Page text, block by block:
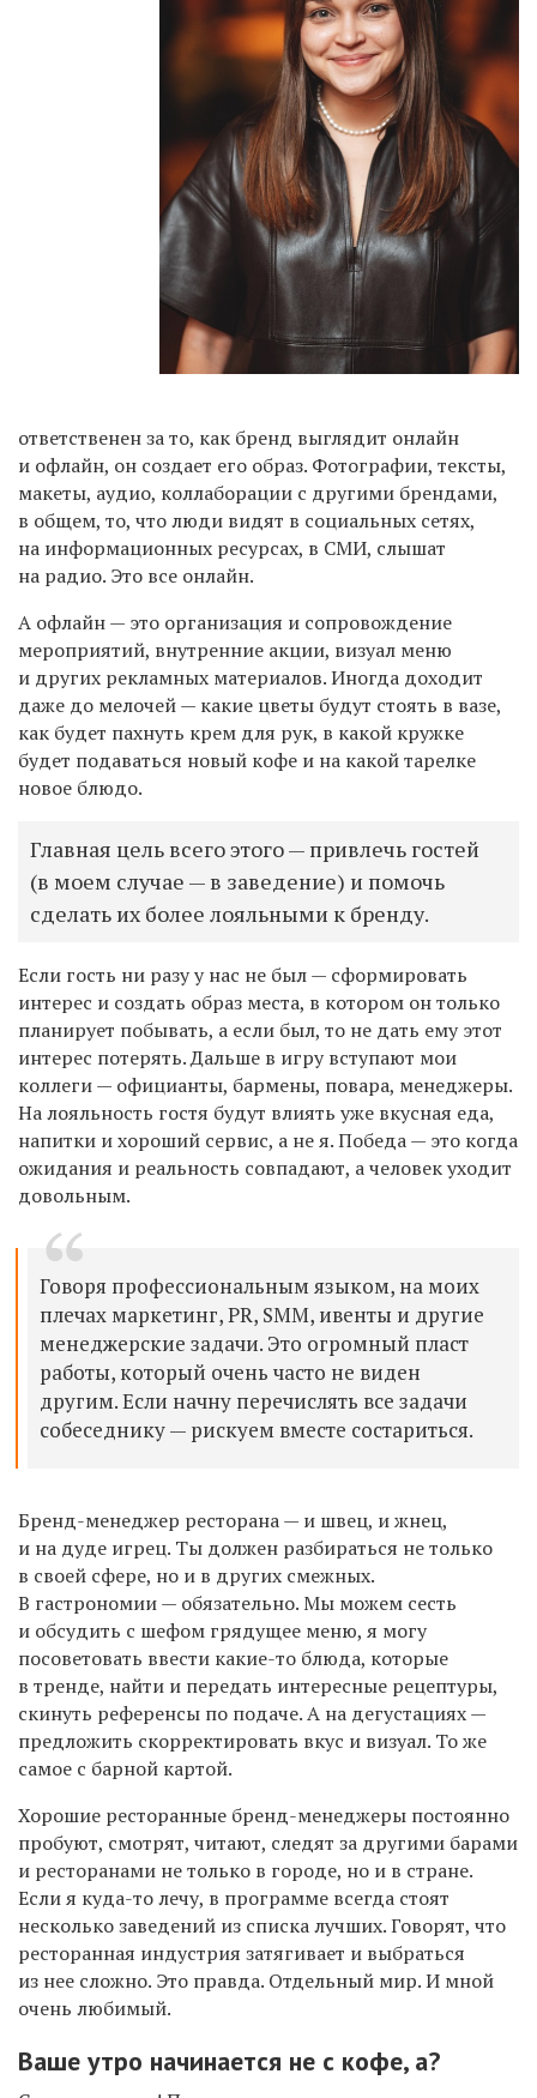
ответственен за то, как бренд выглядит онлайн
и офлайн, он создает его образ. Фотографии, тексты,
макеты, аудио, коллаборации с другими брендами,
в общем, то, что люди видят в социальных сетях,
на информационных ресурсах, в СМИ, слышат
на радио. Это все онлайн.
А офлайн — это организация и сопровождение
мероприятий, внутренние акции, визуал меню
и других рекламных материалов. Иногда доходит
даже до мелочей — какие цветы будут стоять в вазе,
как будет пахнуть крем для рук, в какой кружке
будет подаваться новый кофе и на какой тарелке
новое блюдо.
Главная цель всего этого — привлечь гостей
(в моем случае — в заведение) и помочь
сделать их более лояльными к бренду.
Если гость ни разу у нас не был — сформировать
интерес и создать образ места, в котором он только
планирует побывать, а если был, то не дать ему этот
интерес потерять. Дальше в игру вступают мои
коллеги — официанты, бармены, повара, менеджеры.
На лояльность гостя будут влиять уже вкусная еда,
напитки и хороший сервис, а не я. Победа — это когда
ожидания и реальность совпадают, а человек уходит
довольным.
Говоря профессиональным языком, на моих
плечах маркетинг, PR, SMM, ивенты и другие
менеджерские задачи. Это огромный пласт
работы, который очень часто не виден
другим. Если начну перечислять все задачи
собеседнику — рискуем вместе состариться.
Бренд-менеджер ресторана — и швец, и жнец,
и на дуде игрец. Ты должен разбираться не только
в своей сфере, но и в других смежных.
В гастрономии — обязательно. Мы можем сесть
и обсудить с шефом грядущее меню, я могу
посоветовать ввести какие-то блюда, которые
в тренде, найти и передать интересные рецептуры,
скинуть референсы по подаче. А на дегустациях —
предложить скорректировать вкус и визуал. То же
самое с барной картой.
Хорошие ресторанные бренд-менеджеры постоянно
пробуют, смотрят, читают, следят за другими барами
и ресторанами не только в городе, но и в стране.
Если я куда-то лечу, в программе всегда стоят
несколько заведений из списка лучших. Говорят, что
ресторанная индустрия затягивает и выбраться
из нее сложно. Это правда. Отдельный мир. И мной
очень любимый.
Ваше утро начинается не с кофе, а?